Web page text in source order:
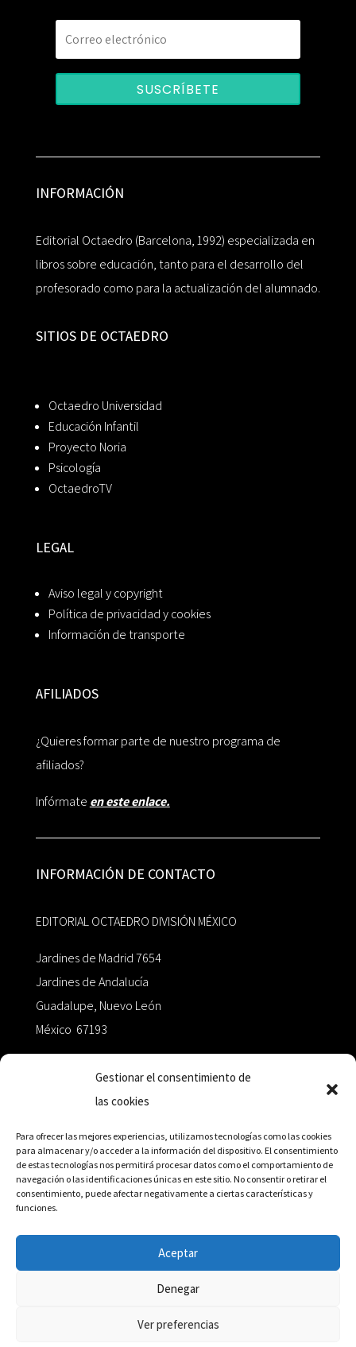
Gestionar el consentimiento de
las cookies
Para ofrecer las mejores experiencias, utilizamos tecnologías como las cookies
para almacenar y/o acceder a la información del dispositivo. El consentimiento
de estas tecnologías nos permitirá procesar datos como el comportamiento de
navegación o las identificaciones únicas en este sitio. No consentir o retirar el
consentimiento, puede afectar negativamente a ciertas características y
funciones.
Aceptar
Denegar
Ver preferencias
SUSCRÍBETE
INFORMACIÓN
Editorial Octaedro (Barcelona, 1992) especializada en
libros sobre educación, tanto para el desarrollo del
profesorado como para la actualización del alumnado.
SITIOS DE OCTAEDRO
Octaedro Universidad
Educación Infantil
Proyecto Noria
Psicología
OctaedroTV
LEGAL
Aviso legal y copyright
Política de privacidad y cookies
Información de transporte
AFILIADOS
¿Quieres formar parte de nuestro programa de
afiliados?
Infórmate en este enlace.
INFORMACIÓN DE CONTACTO
EDITORIAL OCTAEDRO DIVISIÓN MÉXICO
Jardines de Madrid 7654
Jardines de Andalucía
Guadalupe, Nuevo León
México 67193
+52 811.499.5638
RED DE DISTRIBUCIÓN